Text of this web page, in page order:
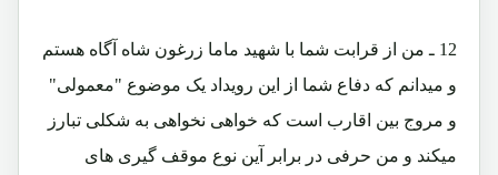
12 ـ من از قرابت شما با شهید ماما زرغون شاه آگاه هستم
و میدانم که دفاع شما از این رویداد یک موضوع "معمولی"
و مروج بین اقارب است که خواهی نخواهی به شکلی تبارز
میکند و من حرفی در برابر آین نوع موقف گیری های